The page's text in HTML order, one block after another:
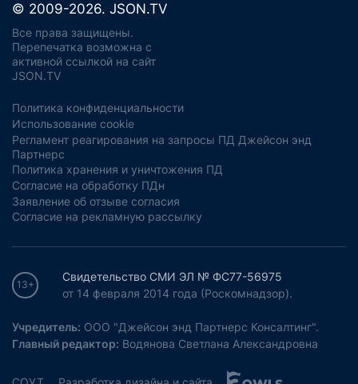
© 2009-2026. JSON.TV
Все права защищены.
Перепечатка возможна с
активной ссылкой на сайт
JSON.TV
Политика конфиденциальности
Использование cookie
Регламент реагирования на запросы ПД Джейсон энд
Партнерс
Политика хранения и уничтожения ПД
Согласие на обработку ПДн
Заявление об отзыве согласия
Согласие на рекламную рассылку
13+
Свидетельство СМИ ЭЛ № ФС77-56975
от 14 февраля 2014 года (Роскомнадзор).
Учредитель: ООО "Джейсон энд Партнерс Консалтинг".
Главный редактор: Водянова Светлана Александровна